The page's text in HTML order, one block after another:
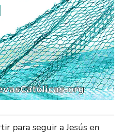
para seguir a Jesús en